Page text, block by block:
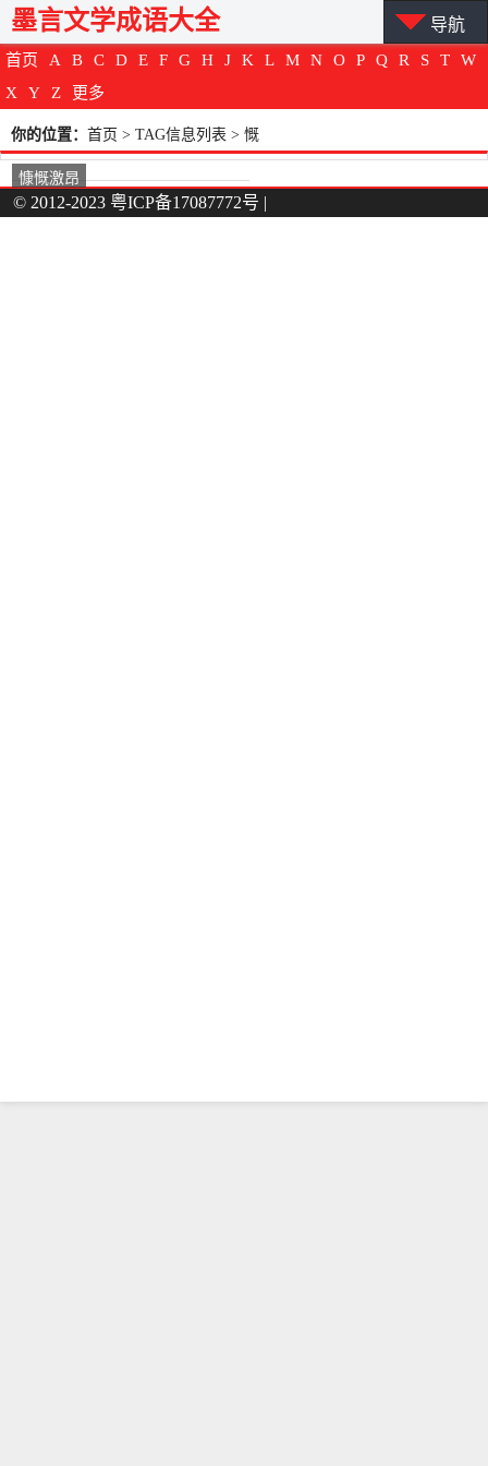
首页 A B C D E F G H J K L M N O P Q R S T
W
X
Y Z 更多
墨言文学成语大全 导航
你的位置： 首页 > TAG信息列表 > 慨
慷慨激昂
© 2012-2023 粤ICP备17087772号 |